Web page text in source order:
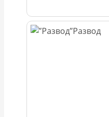
Развод